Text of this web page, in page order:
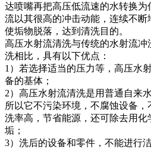
达喷嘴再把高压低流速的水转换
流以其很高的冲击动能，连续不
使垢物脱落，达到清洗目的。
高压水射流清洗与传统的水射流
洗相比，具有以下优点：
1）若选择适当的压力等，高压水
备的基体；
2）高压水射流清洗是用普通自来
所以它不污染环境，不腐蚀设备
洗率高，节省能源，还可除去用
垢；
3）洗后的设备和零件，不能进行